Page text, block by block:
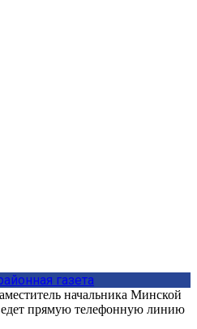
газета
начальника Минской
прямую телефонную линию